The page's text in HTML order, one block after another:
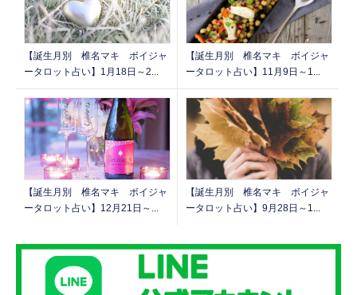
【誕生月別 椎名マキ ボイジャ
ータロット占い】1月18日～2...
【誕生月別 椎名マキ ボイジャ
ータロット占い】11月9日～1...
【誕生月別 椎名マキ ボイジャ
ータロット占い】12月21日～...
【誕生月別 椎名マキ ボイジャ
ータロット占い】9月28日～1...